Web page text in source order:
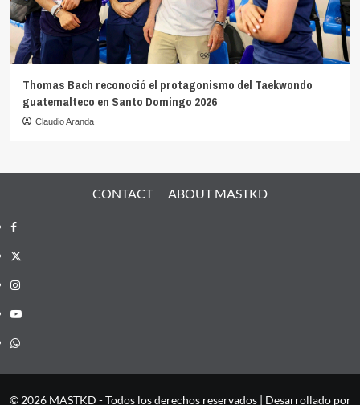
Thomas Bach reconoció el protagonismo del Taekwondo
guatemalteco en Santo Domingo 2026
Claudio Aranda
CONTACT ABOUT MASTKD
Facebook
X
Instagram
YouTube
Whatsapp